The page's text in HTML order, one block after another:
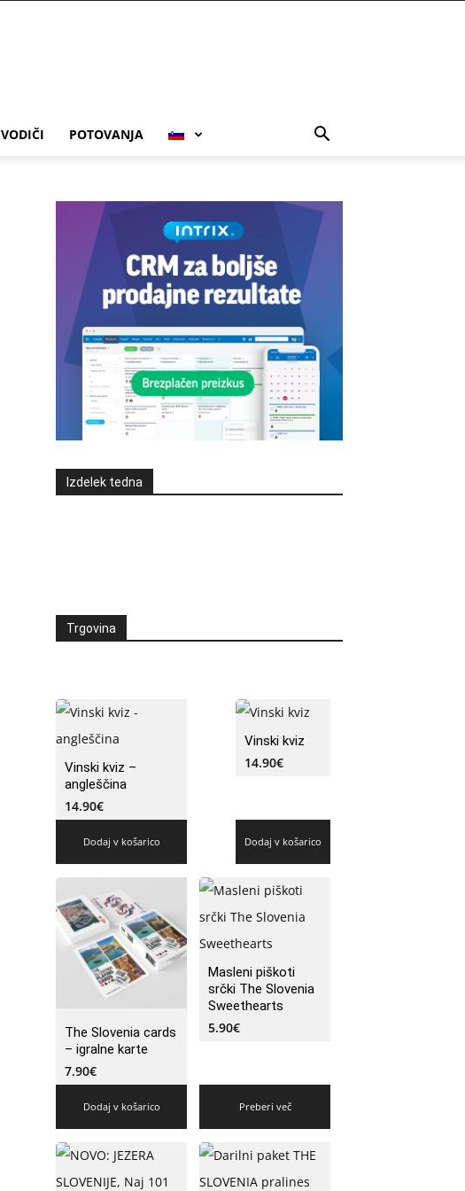
VODIČI POTOVANJA
Izdelek tedna
Trgovina
Vinski kviz –
angleščina
14.90€
Dodaj v košarico
Vinski kviz
14.90€
Dodaj v košarico
The Slovenia cards
– igralne karte
7.90€
Dodaj v košarico
Masleni piškoti
srčki The Slovenia
Sweethearts
5.90€
Preberi več